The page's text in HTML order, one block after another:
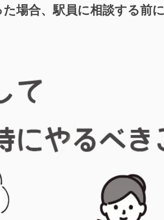
場合、駅員に相談する前